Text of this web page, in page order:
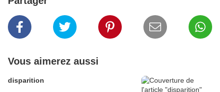
Vous aimerez aussi
disparition